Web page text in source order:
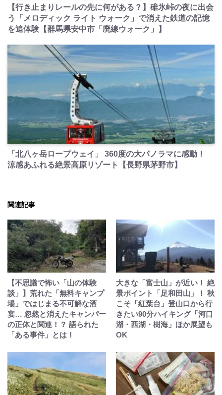
【行き止まりレールの先に何がある？】碓氷峠の夜に出会
う「メロディック ライト ウォーク」で消えた鉄道の記憶
を追体験【群馬県安中市「廃線ウォーク」】
PR
「北八ヶ岳ロープウェイ」 360度の大パノラマに感動！
涼感あふれる絶景高原リゾート【長野県茅野市】
関連記事
【不思議で怖い「山の体験
談」】荒れた「無料キャンプ
場」ではじまる不可解な酒
宴… 忽然と消えたキャンパー
の正体と関連！？ 語られた
「ある事件」とは！
大きな「富士山」が近い！ 絶
景ポイント「足和田山」！ 秋
こそ「紅葉台」登山口から行
きたい90分ハイキング「河口
湖・西湖・樹海」ほか展望も
OK